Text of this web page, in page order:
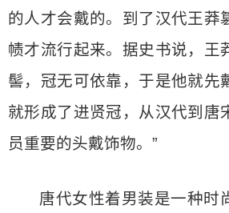
的人才会戴的。到了汉代王莽
帻才流行起来。据史书说，王
髻，冠无可依靠，于是他就先
就形成了进贤冠，从汉代到唐
员重要的头戴饰物。”
唐代女性着男装是一种时